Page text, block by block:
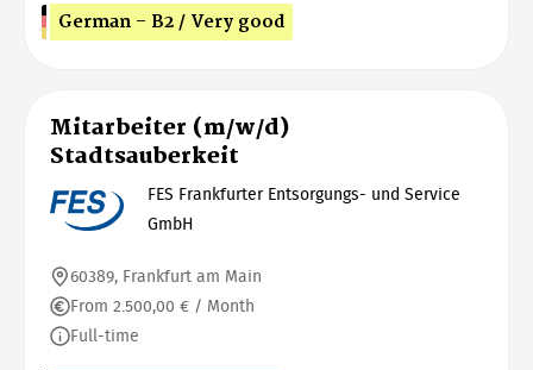
German - B2 / Very good
Mitarbeiter (m/w/d)
Stadtsauberkeit
FES Frankfurter Entsorgungs- und Service
GmbH
60389, Frankfurt am Main
From 2.500,00 € / Month
Full-time